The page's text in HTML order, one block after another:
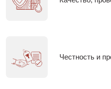
Честность и